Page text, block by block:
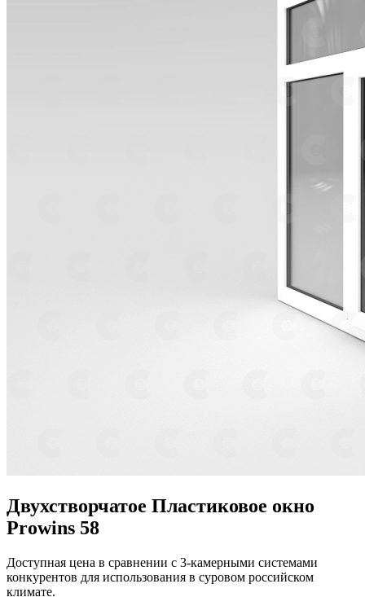
Двухстворчатое Пластиковое окно
Prowins 58
Доступная цена в сравнении с 3-камерными системами
конкурентов для использования в суровом российском
климате.